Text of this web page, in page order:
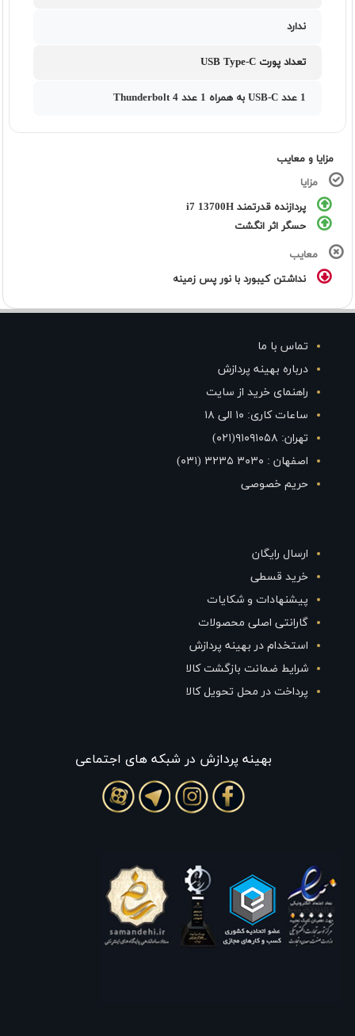
ندارد
تعداد پورت USB Type-C
1 عدد USB-C به همراه 1 عدد Thunderbolt 4
مزایا و معایب
مزایا
پردازنده قدرتمند i7 13700H
حسگر اثر انگشت
معایب
نداشتن کیبورد با نور پس زمینه
تماس با ما
درباره بهینه پردازش
راهنمای خرید از سایت
ساعات کاری: ۱۰ الی ۱۸
تهران: ۹۱۰۹۱۰۵۸(۰۲۱)
اصفهان : ۳۰۳۰ ۳۲۳۵ (۰۳۱)
حریم خصوصی
ارسال رایگان
خرید قسطی
پیشنهادات و شکایات
گارانتی اصلی محصولات
استخدام در بهینه پردازش
شرایط ضمانت بازگشت کالا
پرداخت در محل تحویل کالا
بهينه پردازش در شبکه های اجتماعی